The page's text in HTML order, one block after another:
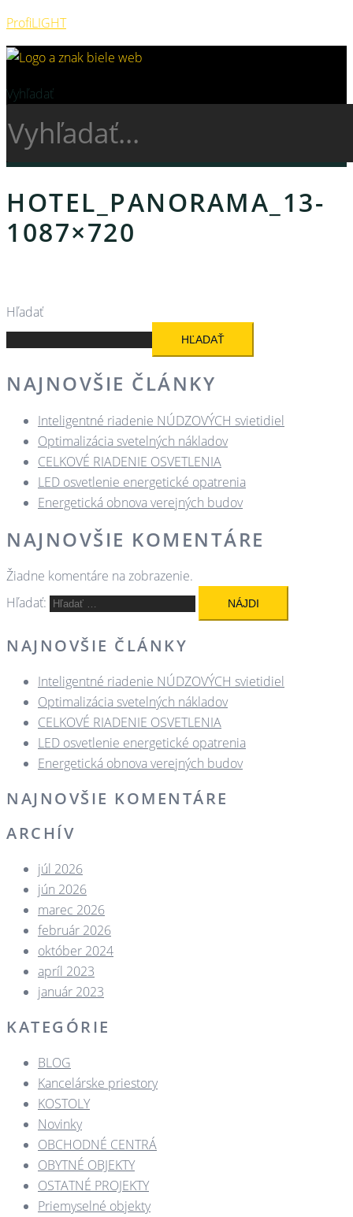
ProfiLIGHT
Vyhľadať
HOTEL_PANORAMA_13-
1087×720
Hľadať
HĽADAŤ
NAJNOVŠIE ČLÁNKY
Inteligentné riadenie NÚDZOVÝCH svietidiel
Optimalizácia svetelných nákladov
CELKOVÉ RIADENIE OSVETLENIA
LED osvetlenie energetické opatrenia
Energetická obnova verejných budov
NAJNOVŠIE KOMENTÁRE
Žiadne komentáre na zobrazenie.
Hľadať:
NAJNOVŠIE ČLÁNKY
Inteligentné riadenie NÚDZOVÝCH svietidiel
Optimalizácia svetelných nákladov
CELKOVÉ RIADENIE OSVETLENIA
LED osvetlenie energetické opatrenia
Energetická obnova verejných budov
NAJNOVŠIE KOMENTÁRE
ARCHÍV
júl 2026
jún 2026
marec 2026
február 2026
október 2024
apríl 2023
január 2023
KATEGÓRIE
BLOG
Kancelárske priestory
KOSTOLY​
Novinky
OBCHODNÉ CENTRÁ​
OBYTNÉ OBJEKTY​
OSTATNÉ PROJEKTY​
Priemyselné objekty